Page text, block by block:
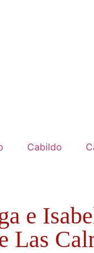
Cabildo
e
Las